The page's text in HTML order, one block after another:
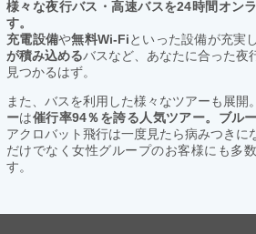
様々な夜行バス・高速バスを24時間オン
す。
充電設備や無料Wi-Fiといった設備が充実
が積み込めるバスなど、あなたに合った夜
見つかるはず。
また、バスを利用した様々なツアーも展開
ーは催行率94％を誇る人気ツアー。ブル
アクロバット飛行は一度見たら病みつきに
だけでなく女性グループのお客様にも多
す。